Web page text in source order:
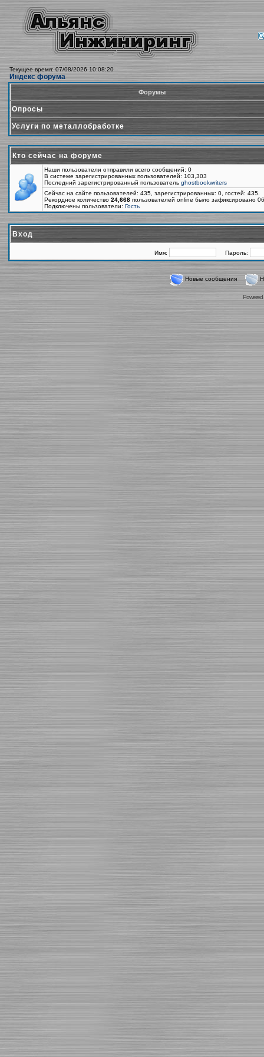
Текущее время: 07/08/2026 10:08:20
Индекс форума
Форумы
Опросы
Услуги по металлобработке
Кто сейчас на форуме
Наши пользователи отправили всего сообщений: 0
В системе зарегистрированных пользователей: 103,303
Последний зарегистрированный пользователь ghostbookwriters
Сейчас на сайте пользователей: 435, зарегистрированных: 0, гостей:
Рекордное количество 24,668 пользователей online было зафиксировано
Подключены пользователи: Гость
Вход
Имя: Пароль:
Новые сообщения